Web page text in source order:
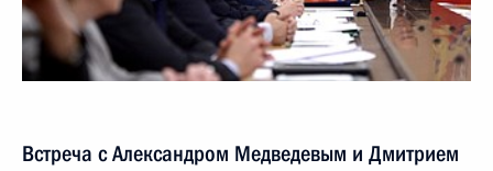
Встреча с Александром Медведевым и Дмитрием